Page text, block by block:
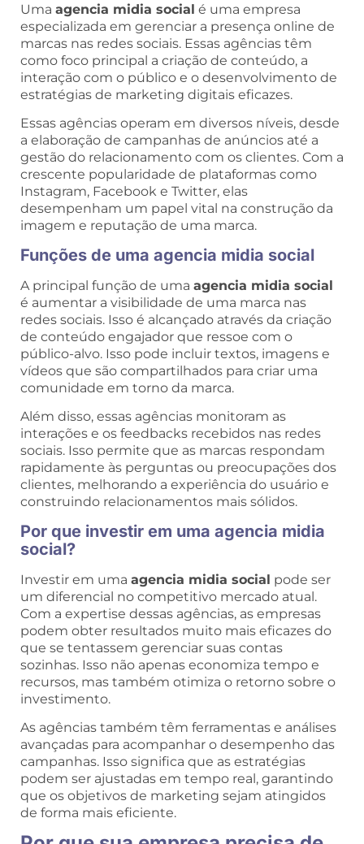
Uma agencia midia social é uma empresa
especializada em gerenciar a presença online de
marcas nas redes sociais. Essas agências têm
como foco principal a criação de conteúdo, a
interação com o público e o desenvolvimento de
estratégias de marketing digitais eficazes.
Essas agências operam em diversos níveis, desde
a elaboração de campanhas de anúncios até a
gestão do relacionamento com os clientes. Com a
crescente popularidade de plataformas como
Instagram, Facebook e Twitter, elas
desempenham um papel vital na construção da
imagem e reputação de uma marca.
Funções de uma agencia midia social
A principal função de uma agencia midia social
é aumentar a visibilidade de uma marca nas
redes sociais. Isso é alcançado através da criação
de conteúdo engajador que ressoe com o
público-alvo. Isso pode incluir textos, imagens e
vídeos que são compartilhados para criar uma
comunidade em torno da marca.
Além disso, essas agências monitoram as
interações e os feedbacks recebidos nas redes
sociais. Isso permite que as marcas respondam
rapidamente às perguntas ou preocupações dos
clientes, melhorando a experiência do usuário e
construindo relacionamentos mais sólidos.
Por que investir em uma agencia midia
social?
Investir em uma agencia midia social pode ser
um diferencial no competitivo mercado atual.
Com a expertise dessas agências, as empresas
podem obter resultados muito mais eficazes do
que se tentassem gerenciar suas contas
sozinhas. Isso não apenas economiza tempo e
recursos, mas também otimiza o retorno sobre o
investimento.
As agências também têm ferramentas e análises
avançadas para acompanhar o desempenho das
campanhas. Isso significa que as estratégias
podem ser ajustadas em tempo real, garantindo
que os objetivos de marketing sejam atingidos
de forma mais eficiente.